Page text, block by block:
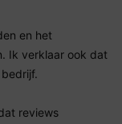
en het
Ik verklaar ook dat
reviews